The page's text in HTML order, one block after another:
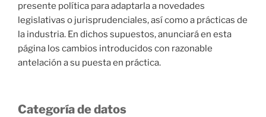
presente política para adaptarla a novedades
legislativas o jurisprudenciales, así como a prácticas de
la industria. En dichos supuestos, anunciará en esta
página los cambios introducidos con razonable
antelación a su puesta en práctica.
Categoría de datos